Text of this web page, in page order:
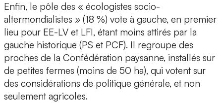
Enfin, le pôle des « écologistes socio-
altermondialistes » (18 %) vote à gauche, en premier
lieu pour EE-LV et LFI, étant moins attirés par la
gauche historique (PS et PCF). Il regroupe des
proches de la Confédération paysanne, installés sur
de petites fermes (moins de 50 ha), qui votent sur
des considérations de politique générale, et non
seulement agricoles.